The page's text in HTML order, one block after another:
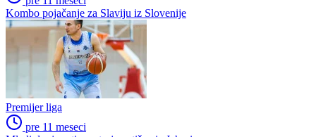
Francuzi ne podržavaju
Infantina, ali ga nisu pozvali
na ostavku
Niži rang